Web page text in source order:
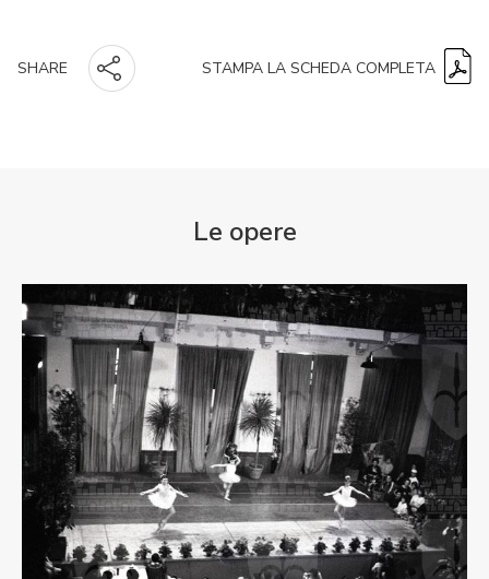
SHARE STAMPA LA SCHEDA COMPLETA
Le opere